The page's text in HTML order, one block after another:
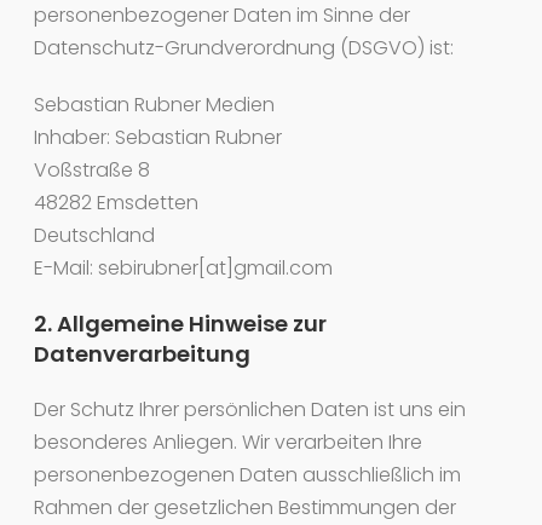
personenbezogener Daten im Sinne der
Datenschutz-Grundverordnung (DSGVO) ist:
Sebastian Rubner Medien
Inhaber: Sebastian Rubner
Voßstraße 8
48282 Emsdetten
Deutschland
E-Mail: sebirubner[at]gmail.com
2. Allgemeine Hinweise zur
Datenverarbeitung
Der Schutz Ihrer persönlichen Daten ist uns ein
besonderes Anliegen. Wir verarbeiten Ihre
personenbezogenen Daten ausschließlich im
Rahmen der gesetzlichen Bestimmungen der